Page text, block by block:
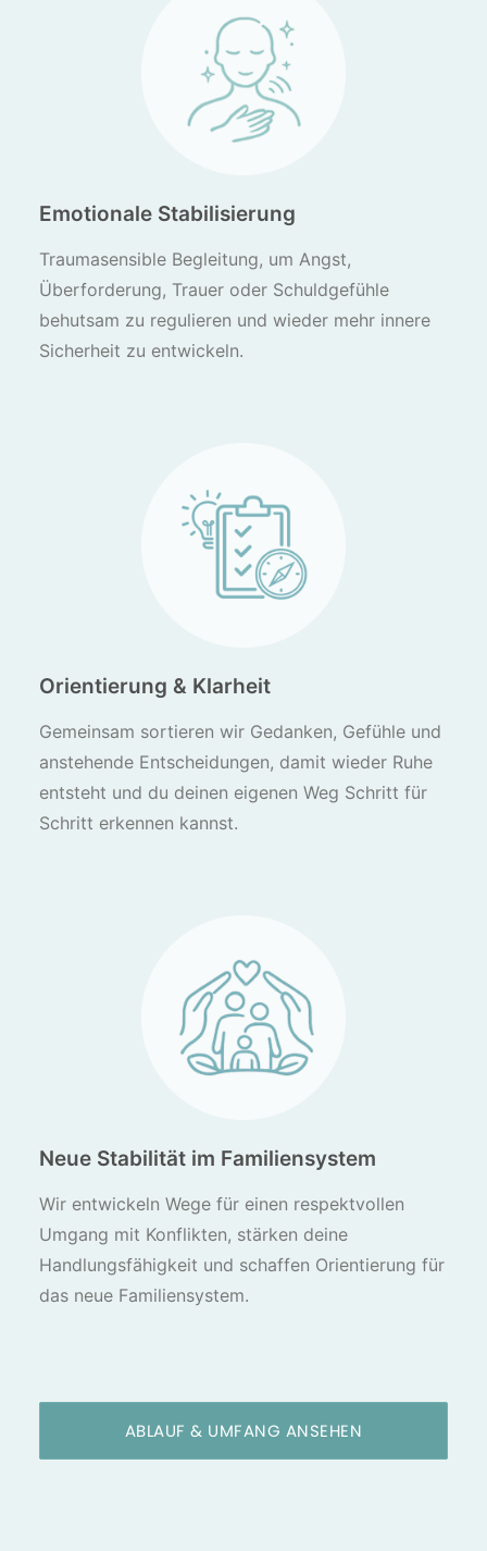
Emotionale Stabilisierung
Traumasensible Begleitung, um Angst,
Überforderung, Trauer oder Schuldgefühle
behutsam zu regulieren und wieder mehr innere
Sicherheit zu entwickeln.
Orientierung & Klarheit
Gemeinsam sortieren wir Gedanken, Gefühle und
anstehende Entscheidungen, damit wieder Ruhe
entsteht und du deinen eigenen Weg Schritt für
Schritt erkennen kannst.
Neue Stabilität im Familiensystem
Wir entwickeln Wege für einen respektvollen
Umgang mit Konflikten, stärken deine
Handlungsfähigkeit und schaffen Orientierung für
das neue Familiensystem.
ABLAUF & UMFANG ANSEHEN